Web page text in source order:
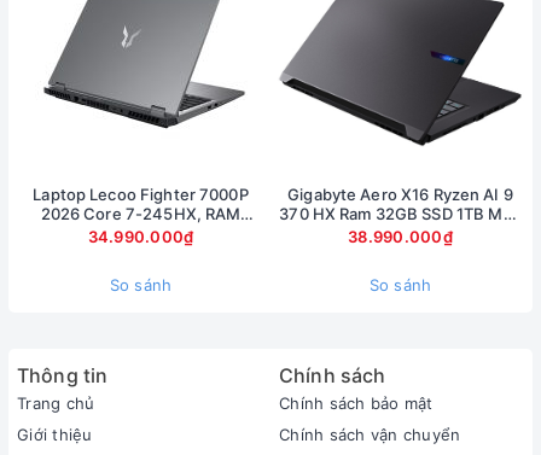
BÀN PHÍM RGB 4 VÙNG
phấn khích hơn nhờ vào đèn nền bàn phím RGB 4 vùng. Giờ
đây, game thủ có thể tùy chỉnh các thiết lập màu sắc và hiệu
ứng dễ dàng ngay trên phần mềm Nitro Sense được tích hợp
Laptop Lecoo Fighter 7000P
2026 Core 7-245HX, RAM
16GB, SSD 512GB, RTX 5060
8GB, màn 16 inch 2.5K 180Hz
34.990.000₫
So sánh
Gigabyte Aero X16 Ryzen AI 9
370 HX Ram 32GB SSD 1TB Màn
hình 16inch 2.5K RTX 5070 8Gb
38.990.000₫
So sánh
Thông tin
Trang chủ
Giới thiệu
Chính sách
Chính sách bảo mật
Chính sách vận chuyển